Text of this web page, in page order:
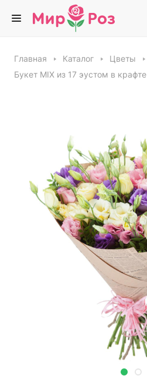
Главная Каталог Цветы
Букет MIX из 17 эустом в крафте